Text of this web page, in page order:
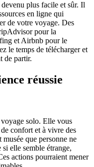
plus facile et sûr. Il
en ligne qui
de votre voyage. Des
pour la
et Airbnb pour le
le temps de télécharger et
de partir.
réussie
solo. Elle vous
confort et à vivre des
que personne ne
elle semble étrange,
actions pourraient mener